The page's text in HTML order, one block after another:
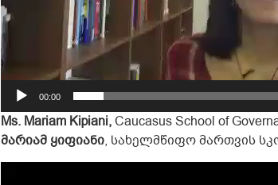
00:00
Ms. Mariam Kipiani,Caucasus School of
მარიამ ყიფიანი, სახელმწიფო მართვის